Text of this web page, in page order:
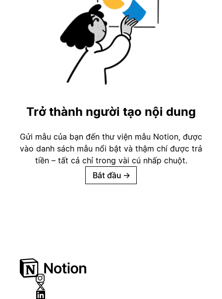
Trở thành người tạo nội dung
Gửi mẫu của bạn đến thư viện mẫu Notion, được
vào danh sách mẫu nổi bật và thậm chí được trả
tiền – tất cả chỉ trong vài cú nhấp chuột.
Bắt đầu →